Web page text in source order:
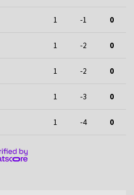
1 -1 0
1 -2 0
1 -2 0
1 -3 0
1 -4 0